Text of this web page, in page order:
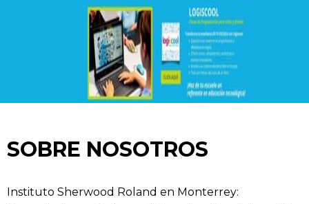
SOBRE NOSOTROS
Instituto Sherwood Roland en Monterrey: